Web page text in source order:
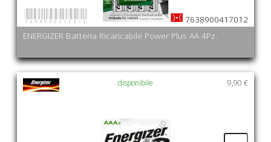
ENERGIZER Batteria Ricaricabile Power Plus AA 4Pz.
7638900417012
9,90 €
disponibile